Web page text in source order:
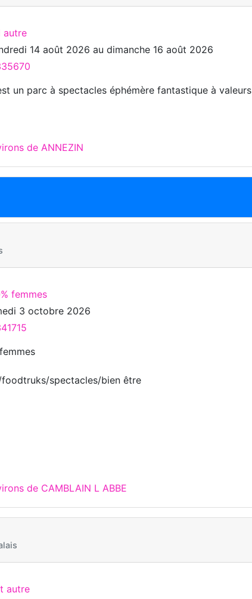
autre
14 août 2026 audimanche 16 août 2026
un parc à spectacles éphémère fantastique à valeurs
de ANNEZIN
femmes
3 octobre 2026
spectacles/bien être
de CAMBLAIN L ABBE
autre